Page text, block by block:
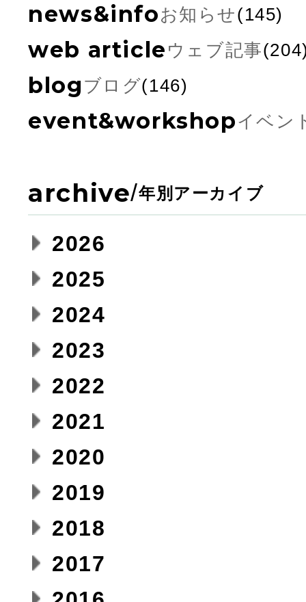
news&infoお知らせ(145)
web article ウェブ記事
blog ブログ(146)
event&workshopイベン
archive/年別アーカイブ
2026
2025
2024
2023
2022
2021
2020
2019
2018
2017